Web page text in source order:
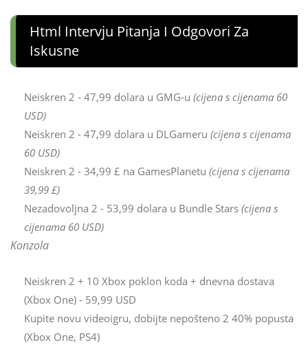
Html Intervju Pitanja I Odgovori Za
Iskusne
Neiskren 2 - 47,99 dolara u GMG-u (cijena s cijenama 60
USD)
Neiskren 2 - 47,99 dolara u DLGameru (cijena s cijenama
60 USD)
Neiskren 2 - 34,99 £ na GamesPlanetu (cijena s cijenama
39,99 £)
Nezadovoljna 2 - 53,99 dolara u Bundle Stars (cijena s
cijenama 60 USD)
Konzola
Neiskren 2 + 10 Xbox poklon koda + dnevna dostava
(Xbox One) - 59,99 USD
Kupite novu videoigru, dobijte nepošteno 2 40% popusta
(Xbox One, PS4)